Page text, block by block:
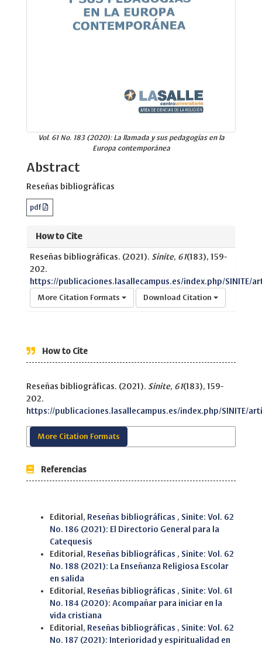
Vol. 61 No. 183 (2020): La llamada y sus pedagogías en la
Europa contemporánea
Abstract
Reseñas bibliográficas
pdf
How to Cite
Reseñas bibliográficas. (2021). Sinite, 61(183), 159-
202.
https://publicaciones.lasallecampus.es/index.php/SINITE/
More Citation Formats Download Citation
How to Cite
Reseñas bibliográficas. (2021). Sinite, 61(183), 159-
202.
https://publicaciones.lasallecampus.es/index.php/SINITE/
More Citation Formats
Referencias
Editorial, Reseñas bibliográficas , Sinite: Vol. 62
No. 186 (2021): El Directorio General para la
Catequesis
Editorial, Reseñas bibliográficas , Sinite: Vol. 62
No. 188 (2021): La Enseñanza Religiosa Escolar
en salida
Editorial, Reseñas bibliográficas , Sinite: Vol. 61
No. 184 (2020): Acompañar para iniciar en la
vida cristiana
Editorial, Reseñas bibliográficas , Sinite: Vol. 62
No. 187 (2021): Interioridad y espiritualidad en